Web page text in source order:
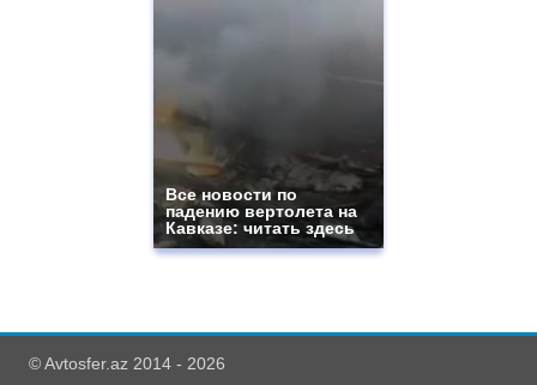
Все новости по
падению вертолета на
Кавказе: читать здесь
© Avtosfer.az 2014 - 2026